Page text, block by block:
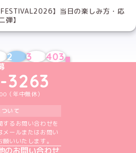
】当日の楽しみ方・応
】
2 3 403NEXT
どりーみんTikTok公式アカウント
めいどりーみんX公式アカウント
めいどりーみんInstagram公式アカウント
めいどりーみんFacebook公式アカウン
めいどりーみんYouTube公式アカ
3263
（年中無休）
いて
るお問い合わせを
メールまたはお問い
いいたします。
のお問い合わせ